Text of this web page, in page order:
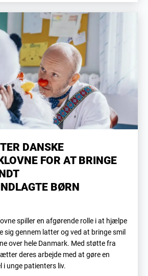
DANSKE
FOR AT BRINGE
BØRN
spiller en afgørende rolle i at hjælpe
sig gennem latter og ved at bringe smil
over hele Danmark. Med støtte fra
deres arbejde med at gøre en
i unge patienters liv.